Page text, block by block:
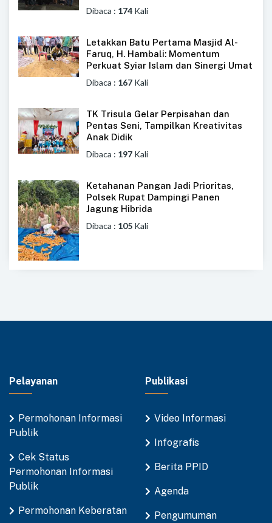
Dibaca : 174 Kali
Letakkan Batu Pertama Masjid Al-
Faruq, H. Hambali: Momentum
Perkuat Syiar Islam dan Sinergi Umat
Dibaca : 167 Kali
TK Trisula Gelar Perpisahan dan
Pentas Seni, Tampilkan Kreativitas
Anak Didik
Dibaca : 197 Kali
Ketahanan Pangan Jadi Prioritas,
Polsek Rupat Dampingi Panen
Jagung Hibrida
Dibaca : 105 Kali
Pelayanan
Permohonan Informasi
Publik
Cek Status
Permohonan Informasi
Publik
Permohonan Keberatan
Publikasi
Video Informasi
Infografis
Berita PPID
Agenda
Pengumuman